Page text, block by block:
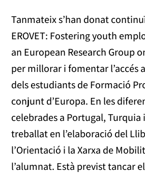
Tanmateix s’han donat
EROVET: Fostering youth
an European Research Group
per millorar i fomentar l’accés
dels estudiants de Formació
conjunt d’Europa. En les
celebrades a Portugal, Turquia
treballat en l’elaboració del
l’Orientació i la Xarxa de
l’alumnat. Està previst tancar